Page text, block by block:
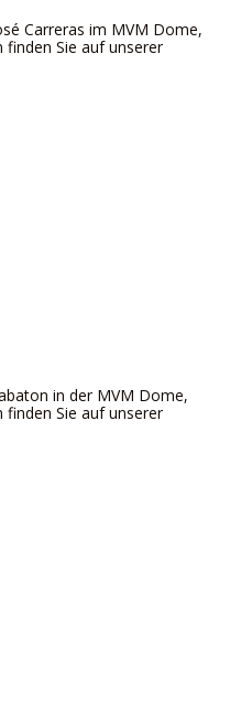
Carreras im MVM Dome,
Sie auf unserer
in der MVM Dome,
Sie auf unserer